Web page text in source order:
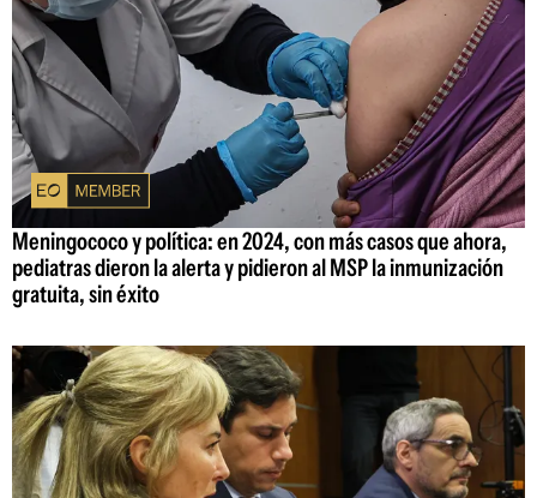
Meningococo y política: en 2024, con más casos que ahora,
pediatras dieron la alerta y pidieron al MSP la inmunización
gratuita, sin éxito